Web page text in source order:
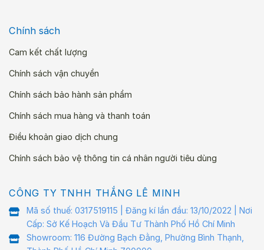
Chính sách
Cam kết chất lượng
Chính sách vận chuyển
Chính sách bảo hành sản phẩm
Chính sách mua hàng và thanh toán
Điều khoản giao dịch chung
Chính sách bảo vệ thông tin cá nhân người tiêu dùng
CÔNG TY TNHH THẮNG LÊ MINH
Mã số thuế: 0317519115 | Đăng kí lần đầu: 13/10/2022 | Nơi
Cấp: Sở Kế Hoạch Và Đầu Tư Thành Phố Hồ Chí Minh
Showroom: 116 Đường Bạch Đằng, Phường Bình Thạnh,